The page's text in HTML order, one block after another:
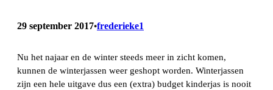
29 september 2017•frederieke1
Nu het najaar en de winter steeds meer in zicht komen,
kunnen de winterjassen weer geshopt worden. Winterjassen
zijn een hele uitgave dus een (extra) budget kinderjas is nooit